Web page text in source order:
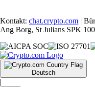
Kontakt: chat.crypto.com |
Ang Borg, St Julians SPK
Deutsch
|